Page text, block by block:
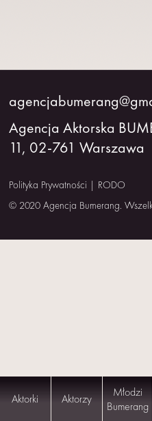
WSPÓŁPRACA
O
NAS
Aktorki Aktorzy
Młodzi
Bumerang
Agencja Aktorska
11, 02-761 Warszawa
Polityka Prywatności | RODO
© 2020 Agencja Bumerang.